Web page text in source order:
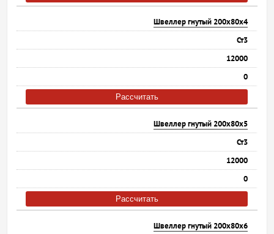
Швеллер гнутый 200х80х4
Ст3
12000
0
Рассчитать
Швеллер гнутый 200х80х5
Ст3
12000
0
Рассчитать
Швеллер гнутый 200х80х6